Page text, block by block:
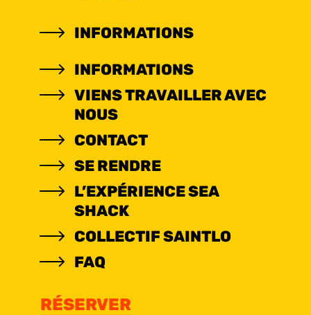
INFORMATIONS
INFORMATIONS
VIENS TRAVAILLER AVEC
NOUS
CONTACT
SE RENDRE
L’EXPÉRIENCE SEA
SHACK
COLLECTIF SAINTLO
FAQ
RÉSERVER